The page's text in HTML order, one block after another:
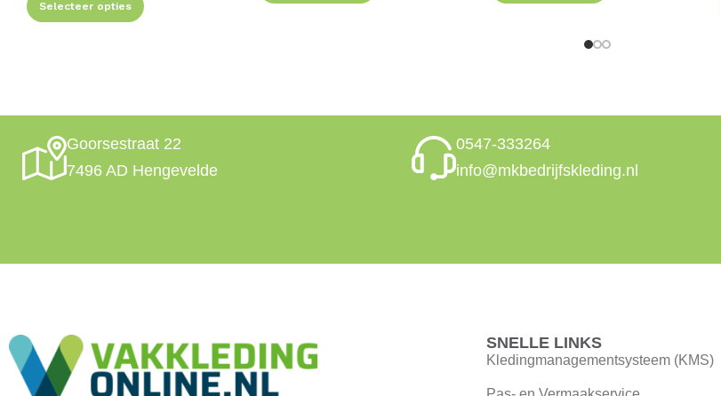
Selecteer opties
Goorsestraat 22
7496 AD Hengevelde
0547-333264
info@mkbedrijfskleding.nl
SNELLE LINKS
Kledingmanagementsysteem (KMS)